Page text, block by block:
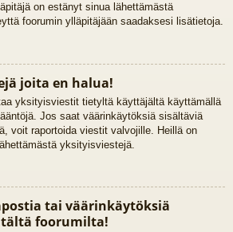
on estänyt sinua lähettämästä
foorumin ylläpitäjään saadaksesi lisätietoja.
joita en halua!
yksityisviestit tietyltä käyttäjältä käyttämällä
Jos saat väärinkäytöksiä sisältäviä
voit raportoida viestit valvojille. Heillä on
yksityisviestejä.
tai väärinkäytöksiä
foorumilta!